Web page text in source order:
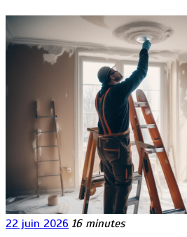
22 juin 2026 16 minutes